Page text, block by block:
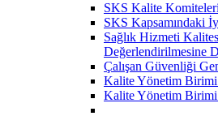
SKS Kalite Komiteleri
SKS Kapsamındaki
Sağlık Hizmeti
Değerlendirilmesine
Çalışan Güvenliği
Kalite Yönetim Birimi
Kalite Yönetim